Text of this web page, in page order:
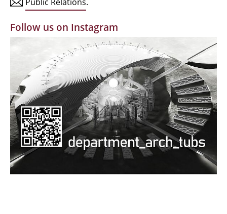
Alumni | cloud club
Documents and Downloads
Follow us on Instagram